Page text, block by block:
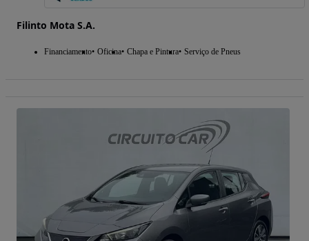
Filinto Mota S.A.
Financiamento Oficina Chapa e Pintura Serviço de Pneus